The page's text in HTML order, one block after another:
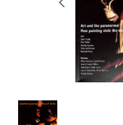
コンサート
スカラシップ受賞者